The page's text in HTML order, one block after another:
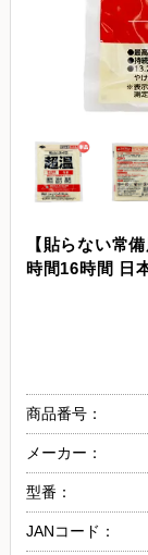
【貼らない常
時間16時間 日
商品番号：
メーカー：
型番：
JANコード：